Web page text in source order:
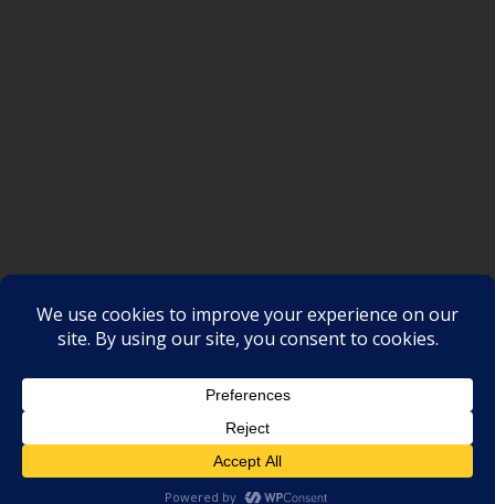
Proudly powered by WordPress |Theme: SuperMag by